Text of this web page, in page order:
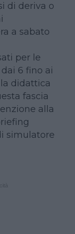
di deriva o
a sabato
per le
6 fino ai
didattica
fascia
alla
simulatore